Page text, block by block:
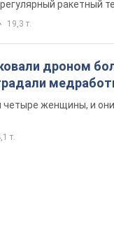
ракетный
19,3 т.
дроном
четыре женщины, и
т.